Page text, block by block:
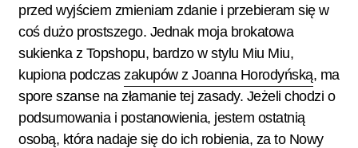
przed wyjściem zmieniam zdanie i przebieram się w
coś dużo prostszego. Jednak moja brokatowa
sukienka z Topshopu, bardzo w stylu Miu Miu,
kupiona podczas zakupów z Joanna Horodyńską, ma
spore szanse na złamanie tej zasady. Jeżeli chodzi o
podsumowania i postanowienia, jestem ostatnią
osobą, która nadaje się do ich robienia, za to Nowy